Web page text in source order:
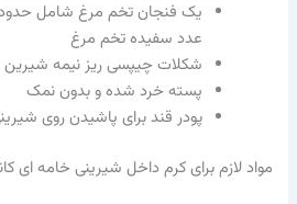
عدد سفیده تخم مرغ
شکلات چیپسی ریز نیمه
پسته خرد شده و بدون نمک
پودر قند برای پاشیدن روی
مواد لازم برای کرم داخل شیرینی خامه ای